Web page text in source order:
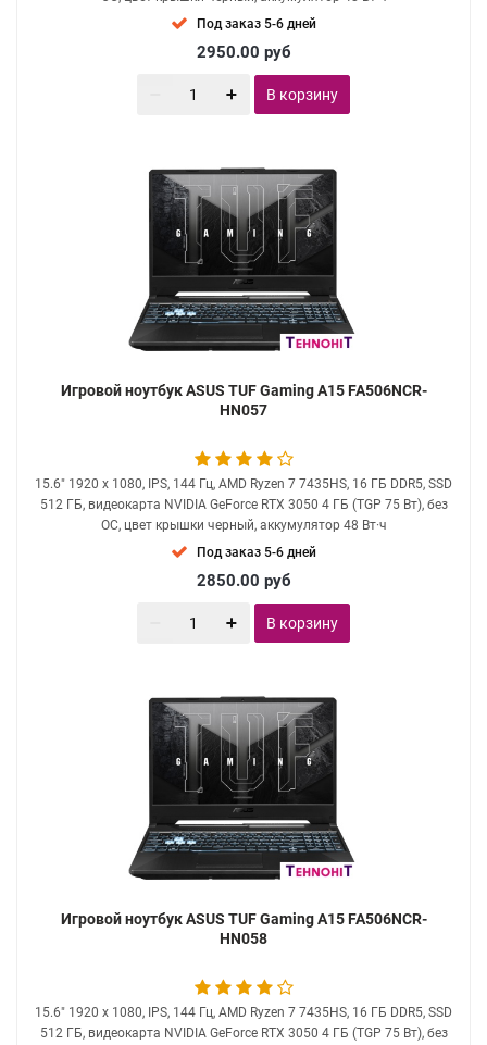
Под заказ 5-6 дней
2950.00 руб
В корзину
Игровой ноутбук ASUS TUF Gaming A15 FA506NCR-
HN057
15.6" 1920 x 1080, IPS, 144 Гц, AMD Ryzen 7 7435HS, 16 ГБ DDR5, SSD
512 ГБ, видеокарта NVIDIA GeForce RTX 3050 4 ГБ (TGP 75 Вт), без
ОС, цвет крышки черный, аккумулятор 48 Вт·ч
Под заказ 5-6 дней
2850.00 руб
В корзину
Игровой ноутбук ASUS TUF Gaming A15 FA506NCR-
HN058
15.6" 1920 x 1080, IPS, 144 Гц, AMD Ryzen 7 7435HS, 16 ГБ DDR5, SSD
512 ГБ, видеокарта NVIDIA GeForce RTX 3050 4 ГБ (TGP 75 Вт), без